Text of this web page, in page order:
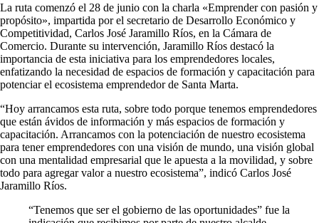
La ruta comenzó el 28 de junio con la charla «Emprender con pasión y
propósito», impartida por el secretario de Desarrollo Económico y
Competitividad, Carlos José Jaramillo Ríos, en la Cámara de
Comercio. Durante su intervención, Jaramillo Ríos destacó la
importancia de esta iniciativa para los emprendedores locales,
enfatizando la necesidad de espacios de formación y capacitación para
potenciar el ecosistema emprendedor de Santa Marta.
“Hoy arrancamos esta ruta, sobre todo porque tenemos emprendedores
que están ávidos de información y más espacios de formación y
capacitación. Arrancamos con la potenciación de nuestro ecosistema
para tener emprendedores con una visión de mundo, una visión global
con una mentalidad empresarial que le apuesta a la movilidad, y sobre
todo para agregar valor a nuestro ecosistema”, indicó Carlos José
Jaramillo Ríos.
“Tenemos que ser el gobierno de las oportunidades” fue la